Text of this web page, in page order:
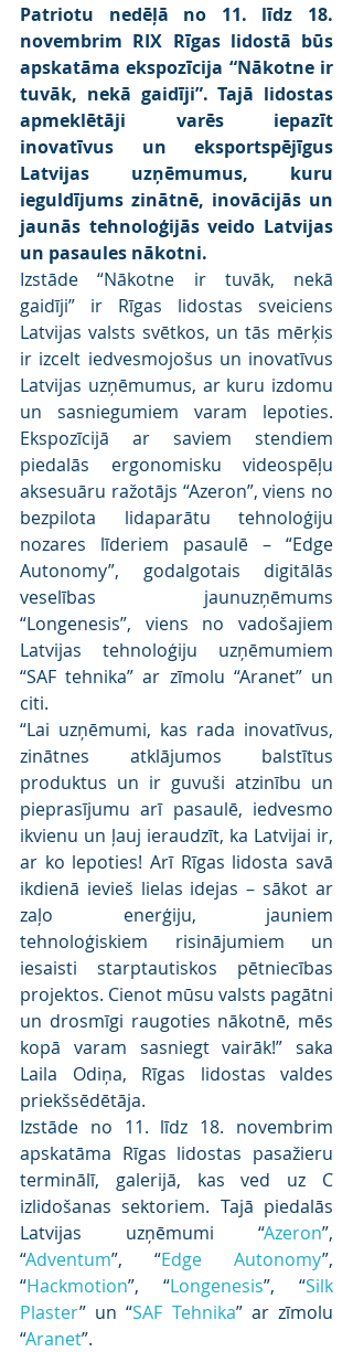
Patriotu nedēļā no 11. līdz 18.
novembrim RIX Rīgas lidostā būs
apskatāma ekspozīcija “Nākotne ir
tuvāk, nekā gaidīji”. Tajā lidostas
apmeklētāji varēs iepazīt
inovatīvus un eksportspējīgus
Latvijas uzņēmumus, kuru
ieguldījums zinātnē, inovācijās un
jaunās tehnoloģijās veido Latvijas
un pasaules nākotni.
Izstāde “Nākotne ir tuvāk, nekā
gaidīji” ir Rīgas lidostas sveiciens
Latvijas valsts svētkos, un tās mērķis
ir izcelt iedvesmojošus un inovatīvus
Latvijas uzņēmumus, ar kuru izdomu
un sasniegumiem varam lepoties.
Ekspozīcijā ar saviem stendiem
piedalās ergonomisku videospēļu
aksesuāru ražotājs “Azeron”, viens no
bezpilota lidaparātu tehnoloģiju
nozares līderiem pasaulē – “Edge
Autonomy”, godalgotais digitālās
veselības jaunuzņēmums
“Longenesis”, viens no vadošajiem
Latvijas tehnoloģiju uzņēmumiem
“SAF tehnika” ar zīmolu “Aranet” un
citi.
“Lai uzņēmumi, kas rada inovatīvus,
zinātnes atklājumos balstītus
produktus un ir guvuši atzinību un
pieprasījumu arī pasaulē, iedvesmo
ikvienu un ļauj ieraudzīt, ka Latvijai ir,
ar ko lepoties! Arī Rīgas lidosta savā
ikdienā ievieš lielas idejas – sākot ar
zaļo enerģiju, jauniem
tehnoloģiskiem risinājumiem un
iesaisti starptautiskos pētniecības
projektos. Cienot mūsu valsts pagātni
un drosmīgi raugoties nākotnē, mēs
kopā varam sasniegt vairāk!” saka
Laila Odiņa, Rīgas lidostas valdes
priekšsēdētāja.
Izstāde no 11. līdz 18. novembrim
apskatāma Rīgas lidostas pasažieru
terminālī, galerijā, kas ved uz C
izlidošanas sektoriem. Tajā piedalās
Latvijas uzņēmumi “Azeron”,
“Adventum”, “Edge Autonomy”,
“Hackmotion”, “Longenesis”, “Silk
Plaster” un “SAF Tehnika” ar zīmolu
“Aranet”.